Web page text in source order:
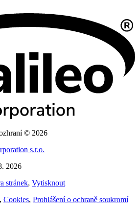
© 2026
s.r.o.
2026
stránek, Vytisknout
, Cookies, Prohlášení o ochraně soukromí